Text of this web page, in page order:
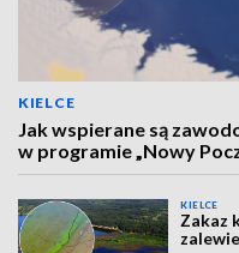
KIELCE
Jak wspierane są
w programie „Nowy
KIELCE
Zakaz